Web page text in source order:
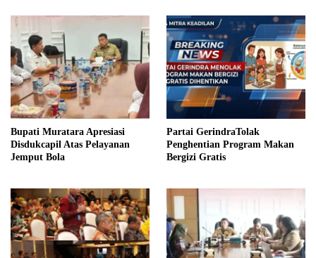
Bupati Muratara Apresiasi
Disdukcapil Atas Pelayanan
Jemput Bola
Partai GerindraTolak
Penghentian Program Makan
Bergizi Gratis